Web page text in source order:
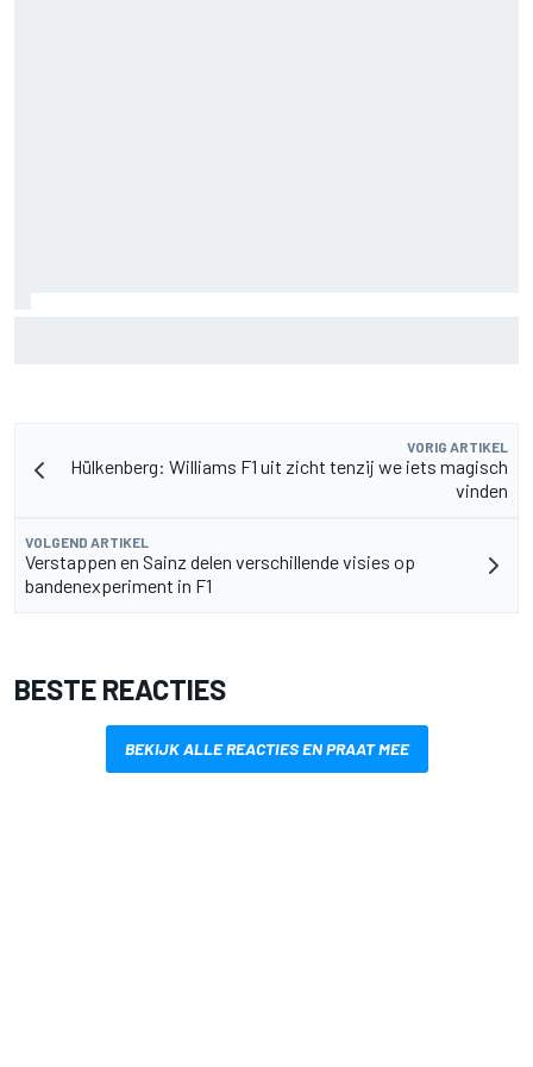
VORIG ARTIKEL
Hülkenberg: Williams F1 uit zicht tenzij we iets magisch
vinden
VOLGEND ARTIKEL
Verstappen en Sainz delen verschillende visies op
bandenexperiment in F1
BESTE REACTIES
BEKIJK ALLE REACTIES EN PRAAT MEE